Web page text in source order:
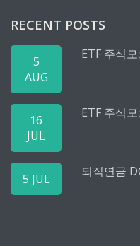
RECENT POSTS
5
AUG
ETF 주식
16
JUL
ETF 주식
5 JUL 퇴직연금